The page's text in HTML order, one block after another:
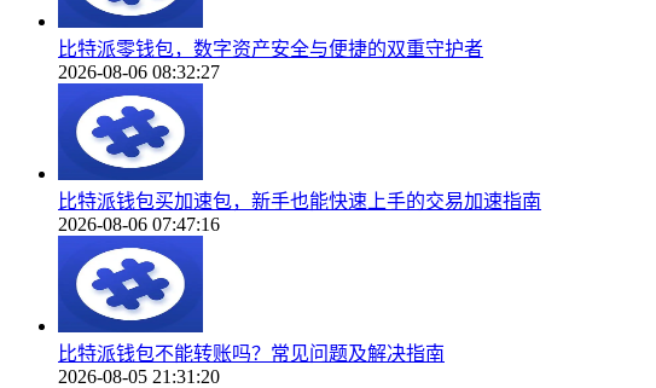
比特派零钱包，数字资产安全与便捷的双重守护者
2026-08-06 08:32:27
比特派钱包买加速包，新手也能快速上手的交易加速指南
2026-08-06 07:47:16
比特派钱包不能转账吗？常见问题及解决指南
2026-08-05 21:31:20